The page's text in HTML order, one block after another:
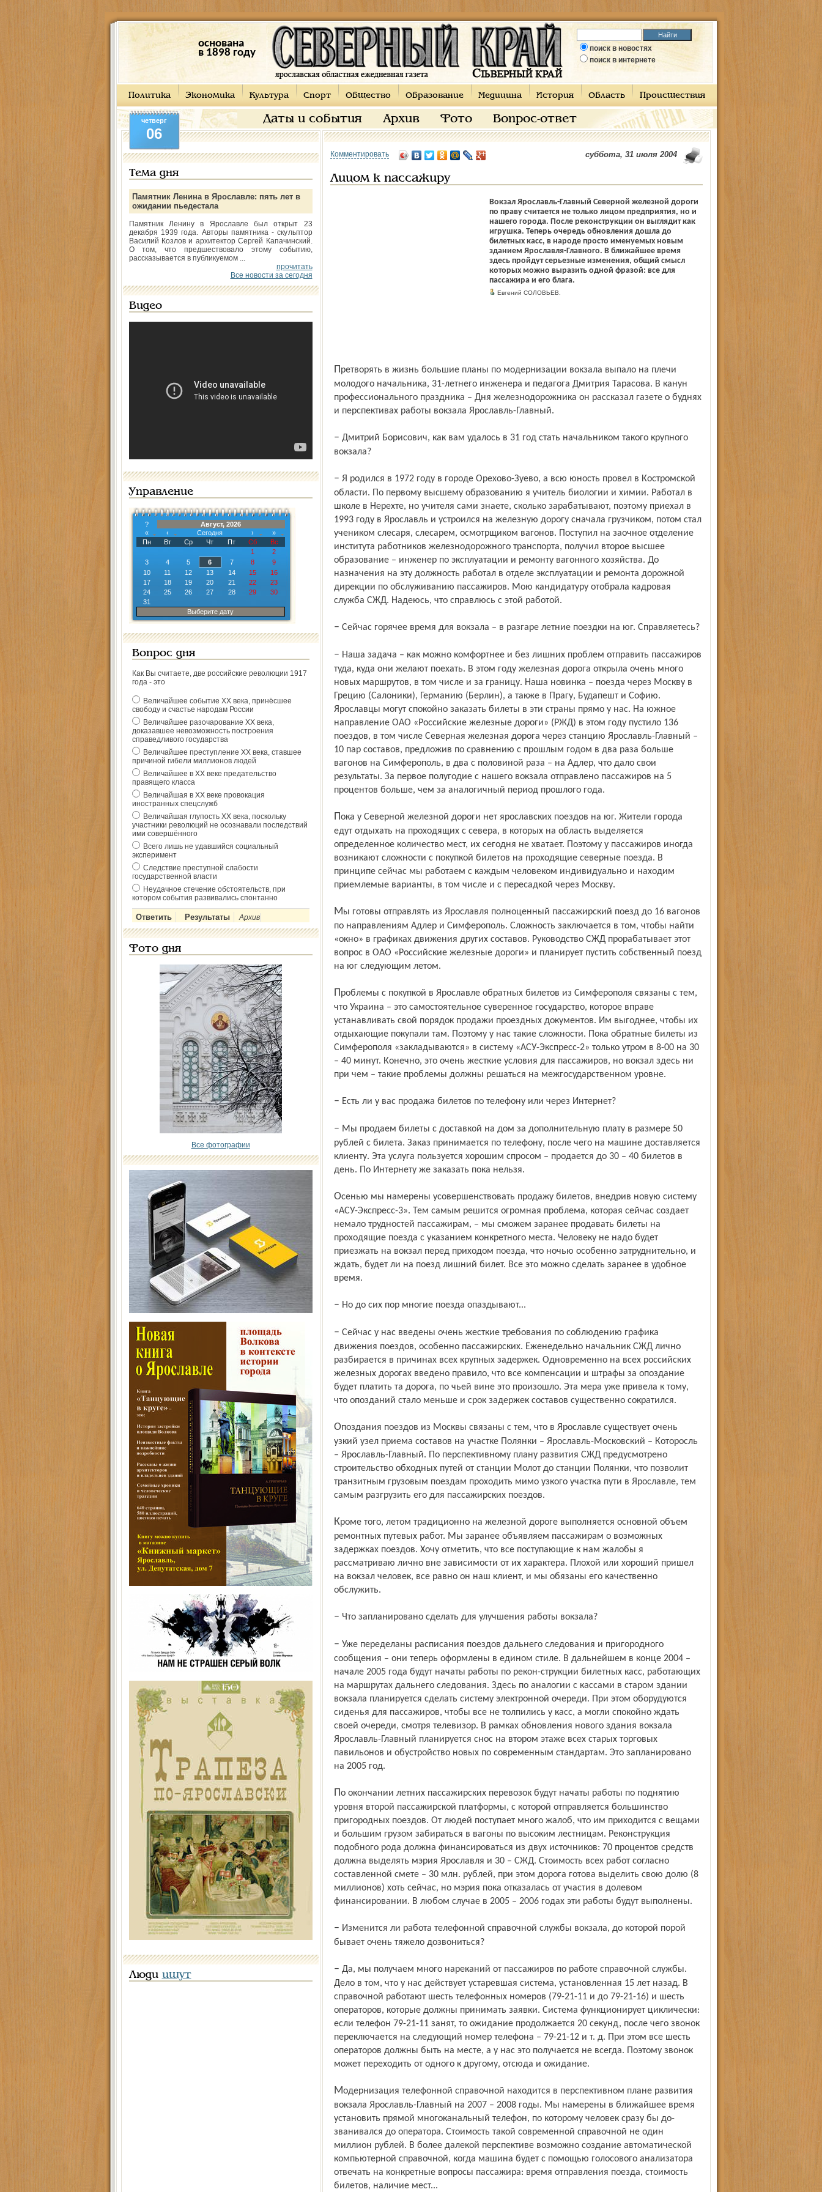
основана
в 1898 году
поиск в новостях
поиск в интернете
Политика Экономика Культура Спорт Общество Образование Медицина История Область Происшествия
Даты и события Архив Фото Вопрос-ответ
четверг
06
Тема дня
Памятник Ленина в Ярославле: пять лет в
ожидании пьедестала
Памятник Ленину в Ярославле был открыт 23
декабря 1939 года. Авторы памятника - скульптор
Василий Козлов и архитектор Сергей Капачинский.
О том, что предшествовало этому событию,
рассказывается в публикуемом ...
прочитать
Все новости за сегодня
Видео
Управление
?
Август, 2026
«
‹ Сегодня ›
»
Пн
Вт Ср Чт Пт Сб
Вс
1
2
3
4 5 6 7 8
9
10
11 12 13 14 15
16
17
18 19 20 21 22
23
24
25 26 27 28 29
30
31
Выберите дату
Вопрос дня
Как Вы считаете, две российские революции 1917
года - это
Величайшее событие ХХ века, принёсшее
свободу и счастье народам России
Величайшее разочарование ХХ века,
доказавшее невозможность построения
справедливого государства
Величайшее преступление ХХ века, ставшее
причиной гибели миллионов людей
Величайшее в ХХ веке предательство
правящего класса
Величайшая в ХХ веке провокация
иностранных спецслужб
Величайшая глупость ХХ века, поскольку
участники революций не осознавали последствий
ими совершённого
Всего лишь не удавшийся социальный
эксперимент
Следствие преступной слабости
государственной власти
Неудачное стечение обстоятельств, при
котором события развивались спонтанно
Архив
Фото дня
Все фотографии
Люди ищут
Комментировать суббота, 31 июля 2004
Лицом к пассажиру
Вокзал Ярославль-Главный Северной железной дороги
по праву считается не только лицом предприятия, но и
нашего города. После реконструкции он выглядит как
игрушка. Теперь очередь обновления дошла до
билетных касс, в народе просто именуемых новым
зданием Ярославля-Главного. В ближайшее время
здесь пройдут серьезные изменения, общий смысл
которых можно выразить одной фразой: все для
пассажира и его блага.
Евгений СОЛОВЬЕВ.
Претворять в жизнь большие планы по модернизации вокзала выпало на плечи
молодого начальника, 31-летнего инженера и педагога Дмитрия Тарасова. В канун
профессионального праздника – Дня железнодорожника он рассказал газете о буднях
и перспективах работы вокзала Ярославль-Главный.
– Дмитрий Борисович, как вам удалось в 31 год стать начальником такого крупного
вокзала?
– Я родился в 1972 году в городе Орехово-Зуево, а всю юность провел в Костромской
области. По первому высшему образованию я учитель биологии и химии. Работал в
школе в Нерехте, но учителя сами знаете, сколько зарабатывают, поэтому приехал в
1993 году в Ярославль и устроился на железную дорогу сначала грузчиком, потом стал
учеником слесаря, слесарем, осмотрщиком вагонов. Поступил на заочное отделение
института работников железнодорожного транспорта, получил второе высшее
образование – инженер по эксплуатации и ремонту вагонного хозяйства. До
назначения на эту должность работал в отделе эксплуатации и ремонта дорожной
дирекции по обслуживанию пассажиров. Мою кандидатуру отобрала кадровая
служба СЖД. Надеюсь, что справлюсь с этой работой.
– Сейчас горячее время для вокзала – в разгаре летние поездки на юг. Справляетесь?
– Наша задача – как можно комфортнее и без лишних проблем отправить пассажиров
туда, куда они желают поехать. В этом году железная дорога открыла очень много
новых маршрутов, в том числе и за границу. Наша новинка – поезда через Москву в
Грецию (Салоники), Германию (Берлин), а также в Прагу, Будапешт и Софию.
Ярославцы могут спокойно заказать билеты в эти страны прямо у нас. На южное
направление ОАО «Российские железные дороги» (РЖД) в этом году пустило 136
поездов, в том числе Северная железная дорога через станцию Ярославль-Главный –
10 пар составов, предложив по сравнению с прошлым годом в два раза больше
вагонов на Симферополь, в два с половиной раза – на Адлер, что дало свои
результаты. За первое полугодие с нашего вокзала отправлено пассажиров на 5
процентов больше, чем за аналогичный период прошлого года.
Пока у Северной железной дороги нет ярославских поездов на юг. Жители города
едут отдыхать на проходящих с севера, в которых на область выделяется
определенное количество мест, их сегодня не хватает. Поэтому у пассажиров иногда
возникают сложности с покупкой билетов на проходящие северные поезда. В
принципе сейчас мы работаем с каждым человеком индивидуально и находим
приемлемые варианты, в том числе и с пересадкой через Москву.
Мы готовы отправлять из Ярославля полноценный пассажирский поезд до 16 вагонов
по направлениям Адлер и Симферополь. Сложность заключается в том, чтобы найти
«окно» в графиках движения других составов. Руководство СЖД прорабатывает этот
вопрос в ОАО «Российские железные дороги» и планирует пустить собственный поезд
на юг следующим летом.
Проблемы с покупкой в Ярославле обратных билетов из Симферополя связаны с тем,
что Украина – это самостоятельное суверенное государство, которое вправе
устанавливать свой порядок продажи проездных документов. Им выгоднее, чтобы их
отдыхающие покупали там. Поэтому у нас такие сложности. Пока обратные билеты из
Симферополя «закладываются» в систему «АСУ-Экспресс-2» только утром в 8-00 на 30
– 40 минут. Конечно, это очень жесткие условия для пассажиров, но вокзал здесь ни
при чем – такие проблемы должны решаться на межгосударственном уровне.
– Есть ли у вас продажа билетов по телефону или через Интернет?
– Мы продаем билеты с доставкой на дом за дополнительную плату в размере 50
рублей с билета. Заказ принимается по телефону, после чего на машине доставляется
клиенту. Эта услуга пользуется хорошим спросом – продается до 30 – 40 билетов в
день. По Интернету же заказать пока нельзя.
Осенью мы намерены усовершенствовать продажу билетов, внедрив новую систему
«АСУ-Экспресс-3». Тем самым решится огромная проблема, которая сейчас создает
немало трудностей пассажирам, – мы сможем заранее продавать билеты на
проходящие поезда с указанием конкретного места. Человеку не надо будет
приезжать на вокзал перед приходом поезда, что ночью особенно затруднительно, и
ждать, будет ли на поезд лишний билет. Все это можно сделать заранее в удобное
время.
– Но до сих пор многие поезда опаздывают...
– Сейчас у нас введены очень жесткие требования по соблюдению графика
движения поездов, особенно пассажирских. Еженедельно начальник СЖД лично
разбирается в причинах всех крупных задержек. Одновременно на всех российских
железных дорогах введено правило, что все компенсации и штрафы за опоздание
будет платить та дорога, по чьей вине это произошло. Эта мера уже привела к тому,
что опозданий стало меньше и срок задержек составов существенно сократился.
Опоздания поездов из Москвы связаны с тем, что в Ярославле существует очень
узкий узел приема составов на участке Полянки – Ярославль-Московский – Которосль
– Ярославль-Главный. По перспективному плану развития СЖД предусмотрено
строительство обходных путей от станции Молот до станции Полянки, что позволит
транзитным грузовым поездам проходить мимо узкого участка пути в Ярославле, тем
самым разгрузить его для пассажирских поездов.
Кроме того, летом традиционно на железной дороге выполняется основной объем
ремонтных путевых работ. Мы заранее объявляем пассажирам о возможных
задержках поездов. Хочу отметить, что все поступающие к нам жалобы я
рассматриваю лично вне зависимости от их характера. Плохой или хороший пришел
на вокзал человек, все равно он наш клиент, и мы обязаны его качественно
обслужить.
– Что запланировано сделать для улучшения работы вокзала?
– Уже переделаны расписания поездов дальнего следования и пригородного
сообщения – они теперь оформлены в едином стиле. В дальнейшем в конце 2004 –
начале 2005 года будут начаты работы по рекон-струкции билетных касс, работающих
на маршрутах дальнего следования. Здесь по аналогии с кассами в старом здании
вокзала планируется сделать систему электронной очереди. При этом оборудуются
сиденья для пассажиров, чтобы все не толпились у касс, а могли спокойно ждать
своей очереди, смотря телевизор. В рамках обновления нового здания вокзала
Ярославль-Главный планируется снос на втором этаже всех старых торговых
павильонов и обустройство новых по современным стандартам. Это запланировано
на 2005 год.
По окончании летних пассажирских перевозок будут начаты работы по поднятию
уровня второй пассажирской платформы, с которой отправляется большинство
пригородных поездов. От людей поступает много жалоб, что им приходится с вещами
и большим грузом забираться в вагоны по высоким лестницам. Реконструкция
подобного рода должна финансироваться из двух источников: 70 процентов средств
должна выделять мэрия Ярославля и 30 – СЖД. Стоимость всех работ согласно
составленной смете – 30 млн. рублей, при этом дорога готова выделить свою долю (8
миллионов) хоть сейчас, но мэрия пока отказалась от участия в долевом
финансировании. В любом случае в 2005 – 2006 годах эти работы будут выполнены.
– Изменится ли работа телефонной справочной службы вокзала, до которой порой
бывает очень тяжело дозвониться?
– Да, мы получаем много нареканий от пассажиров по работе справочной службы.
Дело в том, что у нас действует устаревшая система, установленная 15 лет назад. В
справочной работают шесть телефонных номеров (79-21-11 и до 79-21-16) и шесть
операторов, которые должны принимать заявки. Система функционирует циклически:
если телефон 79-21-11 занят, то ожидание продолжается 20 секунд, после чего звонок
переключается на следующий номер телефона – 79-21-12 и т. д. При этом все шесть
операторов должны быть на месте, а у нас это получается не всегда. Поэтому звонок
может переходить от одного к другому, отсюда и ожидание.
Модернизация телефонной справочной находится в перспективном плане развития
вокзала Ярославль-Главный на 2007 – 2008 годы. Мы намерены в ближайшее время
установить прямой многоканальный телефон, по которому человек сразу бы до-
званивался до оператора. Стоимость такой современной справочной не один
миллион рублей. В более далекой перспективе возможно создание автоматической
компьютерной справочной, когда машина будет с помощью голосового анализатора
отвечать на конкретные вопросы пассажира: время отправления поезда, стоимость
билетов, наличие мест...